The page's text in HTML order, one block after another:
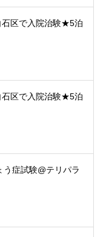
区で入院治験★5泊
区で入院治験★5泊
症試験@テリパラ